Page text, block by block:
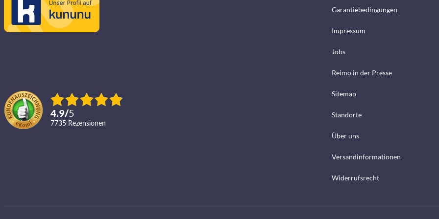
4.9/5
7735 Rezensionen
Garantiebedingungen
Impressum
Jobs
Reimo in der Presse
Sitemap
Standorte
Über uns
Versandinformationen
Widerrufsrecht